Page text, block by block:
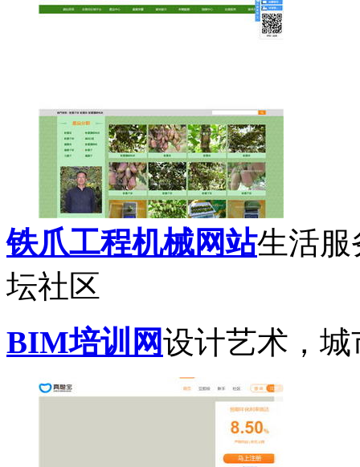
铁爪工程机械网站生活服
坛社区
BIM培训网设计艺术，